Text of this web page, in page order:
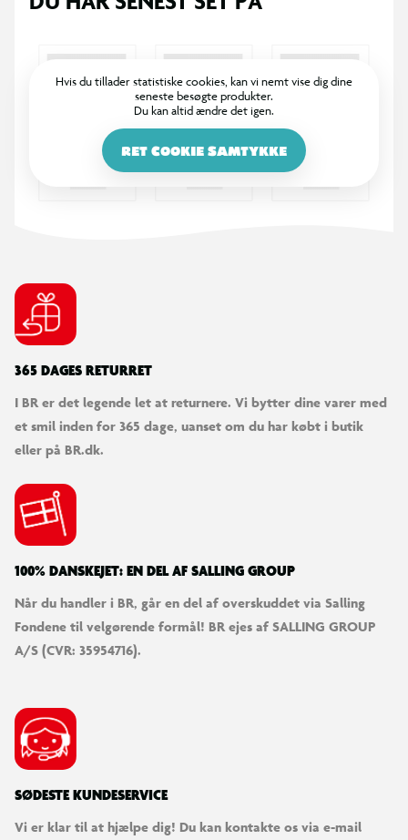
Hvis du tillader statistiske cookies, kan vi nemt vise dig dine
seneste besøgte produkter.
Du kan altid ændre det igen.
RET COOKIE SAMTYKKE
365 DAGES RETURRET
I BR er det legende let at returnere. Vi bytter dine varer med
et smil inden for 365 dage, uanset om du har købt i butik
eller på BR.dk.
100% DANSKEJET: EN DEL AF SALLING GROUP
Når du handler i BR, går en del af overskuddet via Salling
Fondene til velgørende formål! BR ejes af SALLING GROUP
A/S (CVR: 35954716).
SØDESTE KUNDESERVICE
Vi er klar til at hjælpe dig! Du kan kontakte os via e-mail